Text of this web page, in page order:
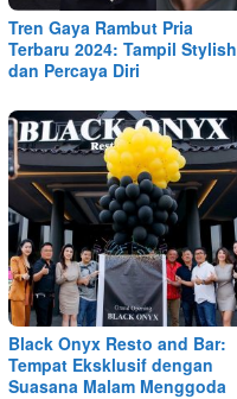
Tren Gaya Rambut Pria
Terbaru 2024: Tampil Stylish
dan Percaya Diri
Black Onyx Resto and Bar:
Tempat Eksklusif dengan
Suasana Malam Menggoda